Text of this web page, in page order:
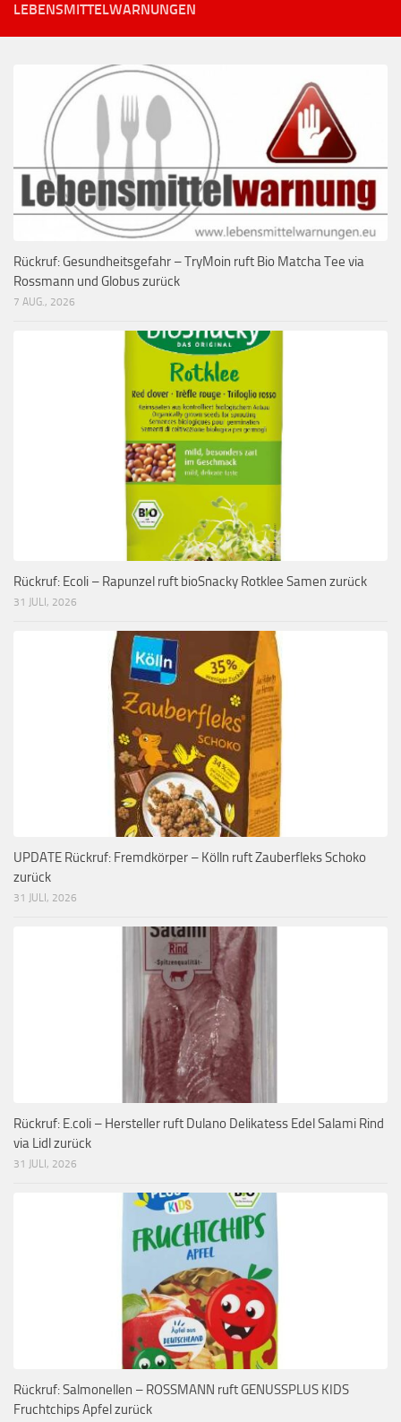
LEBENSMITTELWARNUNGEN
Rückruf: Gesundheitsgefahr – TryMoin ruft Bio Matcha Tee via
Rossmann und Globus zurück
7 AUG., 2026
Rückruf: Ecoli – Rapunzel ruft bioSnacky Rotklee Samen zurück
31 JULI, 2026
UPDATE Rückruf: Fremdkörper – Kölln ruft Zauberfleks Schoko
zurück
31 JULI, 2026
Rückruf: E.coli – Hersteller ruft Dulano Delikatess Edel Salami Rind
via Lidl zurück
31 JULI, 2026
Rückruf: Salmonellen – ROSSMANN ruft GENUSSPLUS KIDS
Fruchtchips Apfel zurück